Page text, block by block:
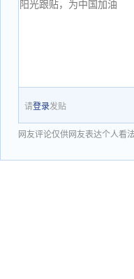
请登录发贴
网友评论仅供网友表达个人看